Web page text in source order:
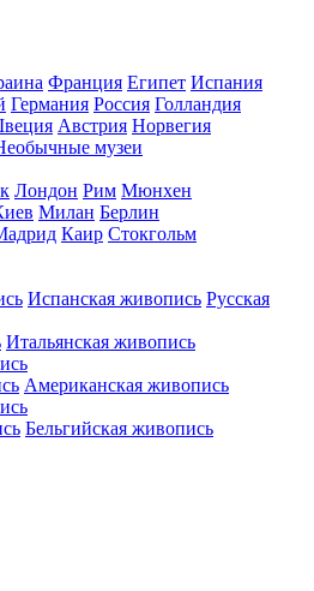
Франция Египет Испания
Германия Россия Голландия
Австрия Норвегия
музеи
Лондон Рим Мюнхен
Милан Берлин
Каир Стокгольм
Испанская живопись Русская
Итальянская живопись
Американская живопись
Бельгийская живопись